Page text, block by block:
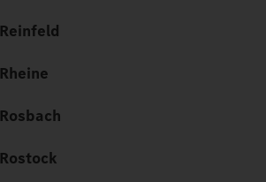
Reinfeld
Rheine
Rosbach
Rostock